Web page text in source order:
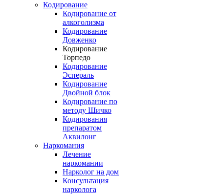
Кодирование
Кодирование от
алкоголизма
Кодирование
Довженко
Кодирование
Торпедо
Кодирование
Эспераль
Кодирование
Двойной блок
Кодирование по
методу Шичко
Кодирования
препаратом
Аквилонг
Наркомания
Лечение
наркомании
Нарколог на дом
Консультация
нарколога